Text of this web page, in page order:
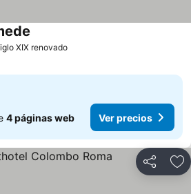
XIX renovadoVer precios
4 páginas web Ver precios
Compartir